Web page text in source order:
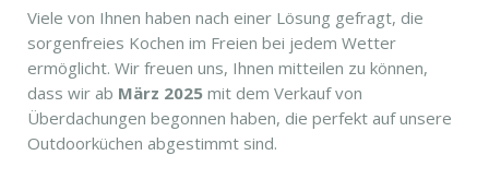
Viele von Ihnen haben nach einer Lösung gefragt, die
sorgenfreies Kochen im Freien bei jedem Wetter
ermöglicht. Wir freuen uns, Ihnen mitteilen zu können,
dass wir ab März 2025 mit dem Verkauf von
Überdachungen begonnen haben, die perfekt auf unsere
Outdoorküchen abgestimmt sind.